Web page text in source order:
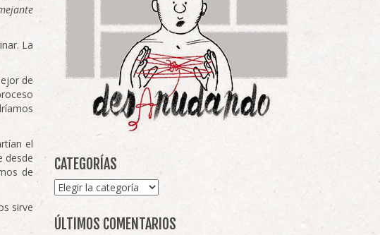
La
de
el
desde
de
sirve
CATEGORÍAS
Categorías
ÚLTIMOS COMENTARIOS